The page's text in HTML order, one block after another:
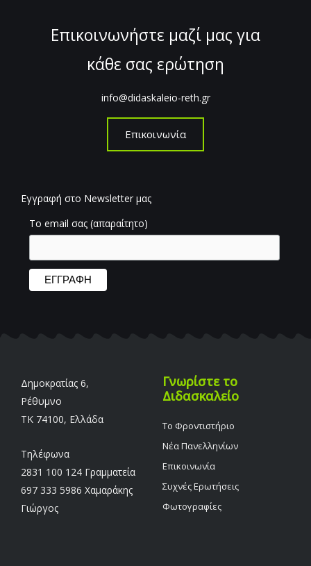
Επικοινωνήστε μαζί μας για
κάθε σας ερώτηση
info@didaskaleio-reth.gr
Επικοινωνία
Εγγραφή στο Newsletter μας
Το email σας (απαραίτητο)
Δημοκρατίας 6,
Ρέθυμνο
TK 74100, Ελλάδα
Τηλέφωνα
2831 100 124 Γραμματεία
697 333 5986 Χαμαράκης
Γιώργος
Γνωρίστε το
Διδασκαλείο
Το Φροντιστήριο
Νέα Πανελληνίων
Επικοινωνία
Συχνές Ερωτήσεις
Φωτογραφίες